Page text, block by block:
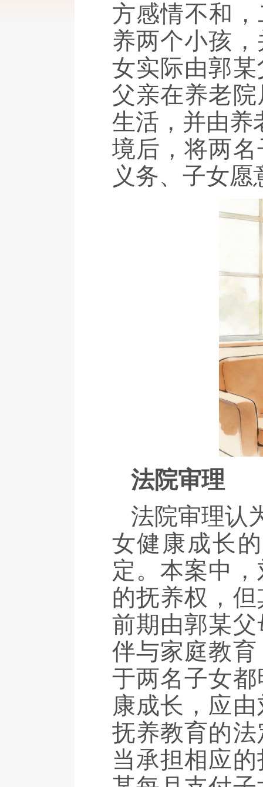
方感情不和
养两个小孩
女实际由郭
父亲在养老
生活，并由养
境后，将两
义务、子女
法院审理
法院审理认
女健康成长
定。本案中
的抚养权，
前期由郭某
伴与家庭教
于两名子女
康成长，应
抚养教育的
当承担相应